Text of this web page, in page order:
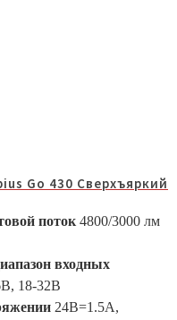
Go 430 Сверхъяркий
поток 4800/3000 лм
входных
18-32В
24В=1.5A,